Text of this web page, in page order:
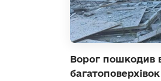
Ворог пошкодив